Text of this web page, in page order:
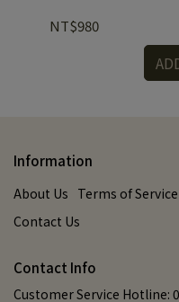
NT$980
Information
About Us Terms of Service
Contact Us
Contact Info
Customer Service Hotline: